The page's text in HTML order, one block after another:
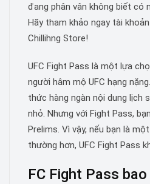
đang phân vân không biết có
Hãy tham khảo ngay tài
Chillihng Store!
UFC Fight Pass là một lựa
người hâm mộ UFC hạng
thức hàng ngàn nội dung lịch
nhỏ. Nhưng với Fight Pass,
Prelims. Vì vậy, nếu bạn là
thường hơn, UFC Fight Pass
FC Fight Pass